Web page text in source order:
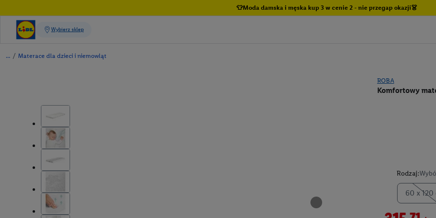
👕Moda damska i męska kup 3 w cenie 2 - nie przegap okazji👗
/ Materace dla dzieci i niemowląt
ROBA
Komfortowy
Rodzaj:
60 x 120